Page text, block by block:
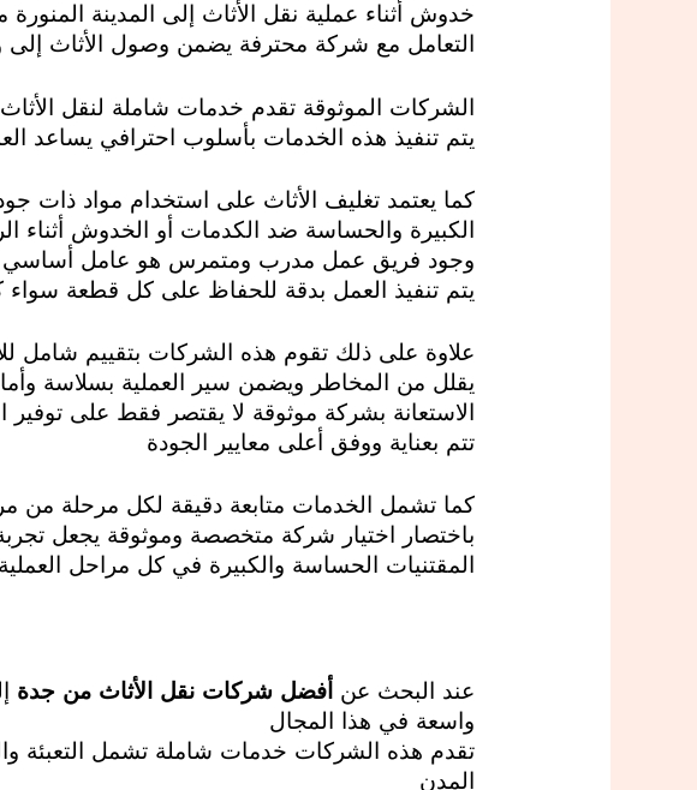
خدوش أثناء عملية نقل الأثاث إلى المدينة
التعامل مع شركة محترفة يضمن وصول الأثاث إلى
الشركات الموثوقة تقدم خدمات شاملة لنقل الأثاث
يتم تنفيذ هذه الخدمات بأسلوب احترافي يساعد
كما يعتمد تغليف الأثاث على استخدام مواد ذات
الكبيرة والحساسة ضد الكدمات أو الخدوش أثناء
وجود فريق عمل مدرب ومتمرس هو عامل أساسي
يتم تنفيذ العمل بدقة للحفاظ على كل قطعة سواء
علاوة على ذلك تقوم هذه الشركات بتقييم شامل
يقلل من المخاطر ويضمن سير العملية بسلاسة
الاستعانة بشركة موثوقة لا يقتصر فقط على
تتم بعناية ووفق أعلى معايير الجودة
كما تشمل الخدمات متابعة دقيقة لكل مرحلة من
باختصار اختيار شركة متخصصة وموثوقة يجعل
المقتنيات الحساسة والكبيرة في كل مراحل العملية
أ
ف
ض
عند البحث عن أفضل شركات نقل الأثاث من جدة
واسعة في هذا المجال
تقدم هذه الشركات خدمات شاملة تشمل التعبئة
المدن